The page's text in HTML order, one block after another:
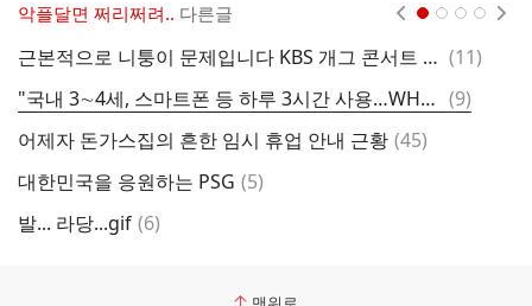
악플달면 쩌리쩌려.. 다른글
근본적으로 니퉁이 문제입니다 KBS 개그 콘서트 시청자 게시판에 항의글을 올려야 합니다 댓
(11)
"국내 3∼4세, 스마트폰 등 하루 3시간 사용…WHO 권고의 3배" 댓
글
(9)
어제자 돈가스집의 흔한 임시 휴업 안내 근황 댓
(45)
대한민국을 응원하는 PSG 댓
(5)
발... 라당...gif 댓
(6)